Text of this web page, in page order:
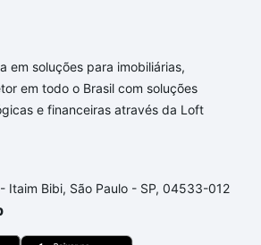
em soluções para imobiliárias,
em todo o Brasil com soluções
e financeiras através da Loft
Itaim Bibi, São Paulo - SP, 04533-012